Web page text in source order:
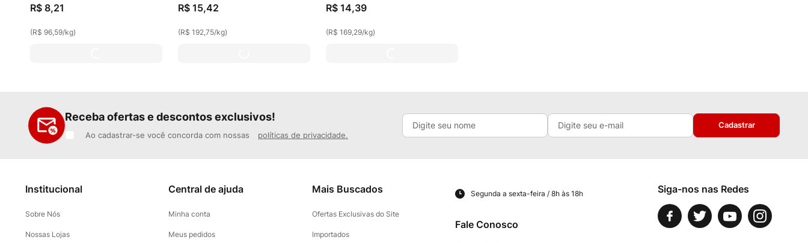
R$ 8,21
(R$ 96,59/kg)
R$ 15,42
(R$ 192,75/kg)
R$ 14,39
(R$ 169,29/kg)
Receba ofertas e descontos exclusivos!
Ao cadastrar-se você concorda com nossas políticas de privacidade.
Cadastrar
Institucional
Sobre Nós
Nossas Lojas
Central de ajuda
Minha conta
Meus pedidos
Mais Buscados
Ofertas Exclusivas do Site
Importados
Segunda a sexta-feira / 8h às 18h
Fale Conosco
Siga-nos nas Redes